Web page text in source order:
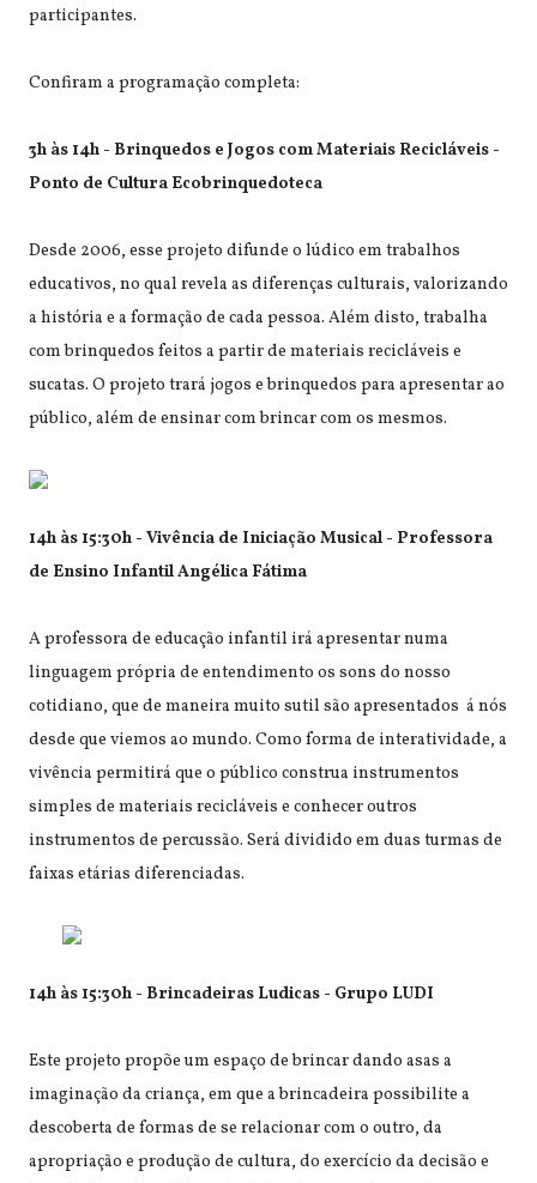
participantes.
Confiram a programação completa:
3h às 14h - Brinquedos e Jogos com Materiais Recicláveis -
Ponto de Cultura Ecobrinquedoteca
Desde 2006, esse projeto difunde o lúdico em trabalhos
educativos, no qual revela as diferenças culturais, valorizando
a história e a formação de cada pessoa. Além disto, trabalha
com brinquedos feitos a partir de materiais recicláveis e
sucatas. O projeto trará jogos e brinquedos para apresentar ao
público, além de ensinar com brincar com os mesmos.
14h às 15:30h - Vivência de Iniciação Musical - Professora
de Ensino Infantil Angélica Fátima
A professora de educação infantil irá apresentar numa
linguagem própria de entendimento os sons do nosso
cotidiano, que de maneira muito sutil são apresentados á nós
desde que viemos ao mundo. Como forma de interatividade, a
vivência permitirá que o público construa instrumentos
simples de materiais recicláveis e conhecer outros
instrumentos de percussão. Será dividido em duas turmas de
faixas etárias diferenciadas.
14h às 15:30h - Brincadeiras Ludicas - Grupo LUDI
Este projeto propõe um espaço de brincar dando asas a
imaginação da criança, em que a brincadeira possibilite a
descoberta de formas de se relacionar com o outro, da
apropriação e produção de cultura, do exercício da decisão e